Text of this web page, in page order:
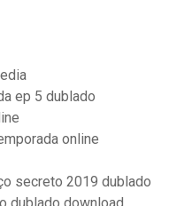
ep 5 dublado
online
secreto 2019 dublado